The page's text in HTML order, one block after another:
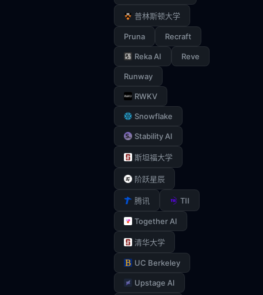
普林斯顿大学
Pruna Recraft
Reka AI Reve
Runway
RWKV
Snowflake
Stability AI
斯坦福大学
阶跃星辰
腾讯 TII
Together AI
清华大学
UC Berkeley
Upstage AI